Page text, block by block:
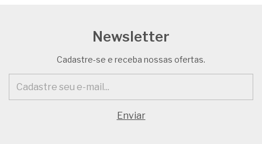
Newsletter
Cadastre-se e receba nossas ofertas.